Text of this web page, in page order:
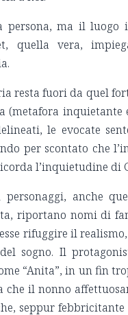
persona, ma il
quella vera,
resta fuori da quel
(metafora inquietante
le evocate
per scontato che
l’inquietudine di
anche
riportano nomi di
rifuggire il
sogno. Il
“Anita”, in un fin
che il nonno
seppur